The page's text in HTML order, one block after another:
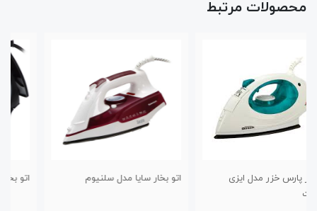
محصولات مرتبط
اتو بخار سایا مدل سلنیوم اتو بخار پارس خزر مدل SI-702